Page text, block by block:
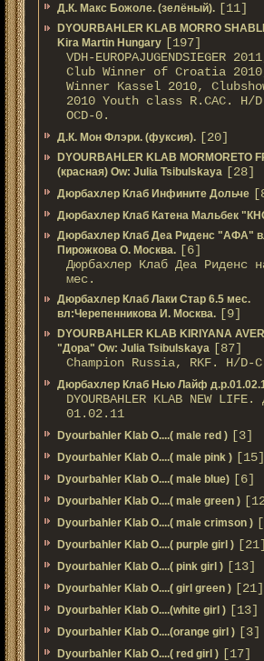
Д.К. Макс Божоле. (зелёный). [11]
DYOURBAHLER KLAB MORRO
Kira Martin Hungary [197]
VDH-EUROPAJUGENDSIEGER
Club Winner of Croatia
Winner Kassel 2010,
2010 Youth class R.CAC. Н/
OCD-0.
Д.К. Мон Флэри. (фуксия). [20]
DYOURBAHLER KLAB MORMORETO
(красная) Ow: Julia Tsibulskaya [28]
Дюрбахлер Клаб Инфините Дольче
Дюрбахлер Клаб Катена Мальбек
Дюрбахлер Клаб Деа Риденс "АФА"
Пирожкова О. Москва. [6]
Дюрбахлер Клаб Деа Риденс
мес.
Дюрбахлер Клаб Лаки Стар 6.5 мес.
вл:Черепенникова И. Москва. [9]
DYOURBAHLER KLAB KIRIYANA
"Дора" Ow: Julia Tsibulskaya [87]
Champion Russia, RKF. H/D-
Дюрбахлер Клаб Нью Лайф
DYOURBAHLER KLAB NEW
01.02.11
Dyourbahler Klab O....( male red ) [3]
Dyourbahler Klab O....( male pink ) [15]
Dyourbahler Klab O....( male blue) [6]
Dyourbahler Klab O....( male green )
Dyourbahler Klab O....( male crimson )
Dyourbahler Klab O....( purple girl ) [21]
Dyourbahler Klab O....( pink girl ) [13]
Dyourbahler Klab O....( girl green ) [21]
Dyourbahler Klab O....(white girl ) [13]
Dyourbahler Klab O....(orange girl ) [3]
Dyourbahler Klab O....( red girl ) [17]